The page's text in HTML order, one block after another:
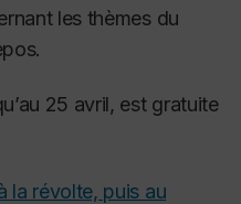
les thèmes du
25 avril, est gratuite
la révolte, puis au